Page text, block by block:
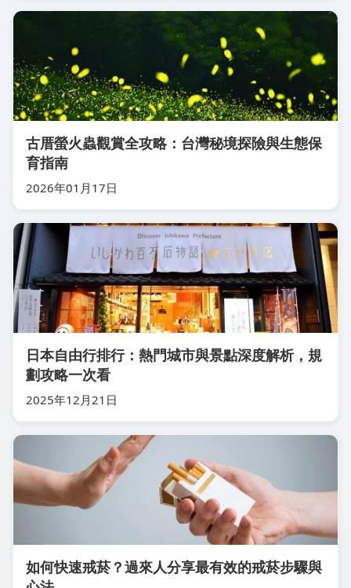
古厝螢火蟲觀賞全攻略：台灣秘境探險與生態保
育指南
2026年01月17日
日本自由行排行：熱門城市與景點深度解析，規
劃攻略一次看
2025年12月21日
如何快速戒菸？過來人分享最有效的戒菸步驟與